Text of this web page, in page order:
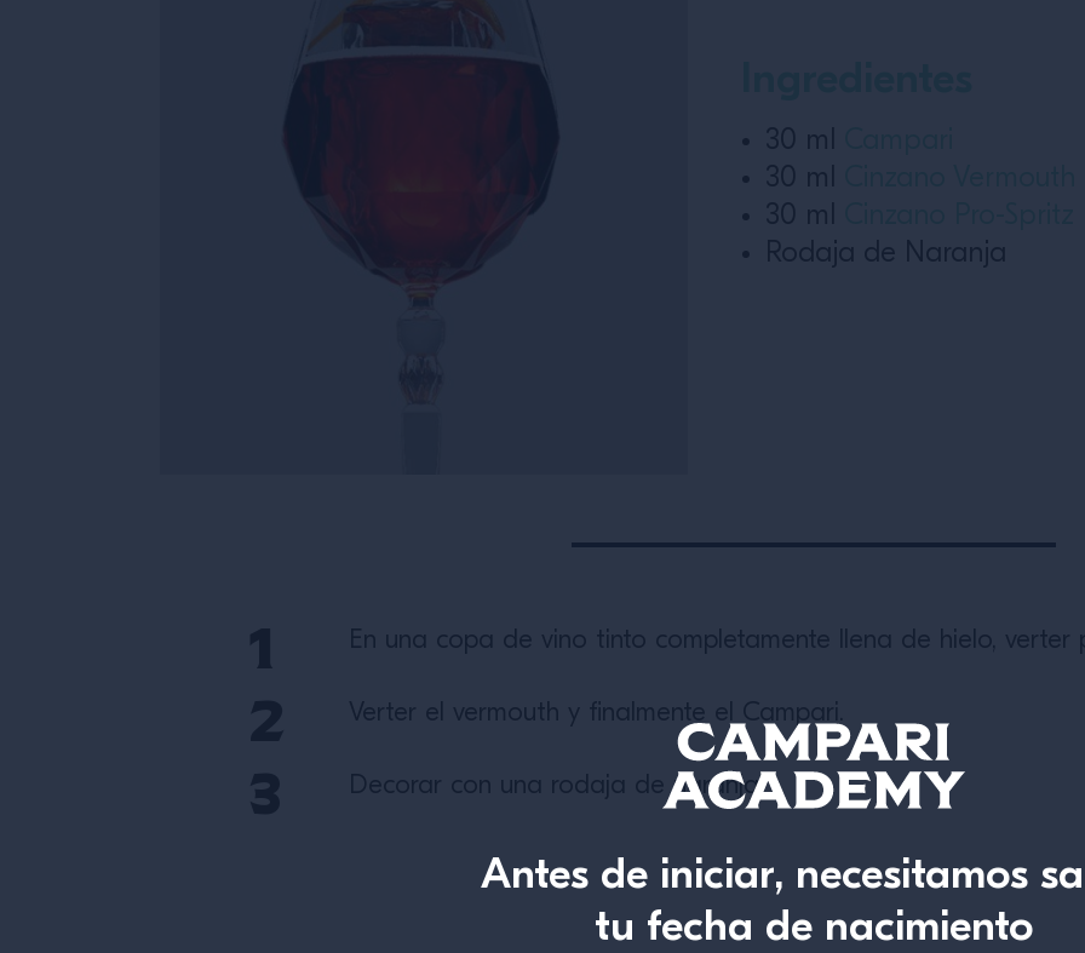
Antes de iniciar, necesitamos
tu fecha de nacimiento
30 ml
30 ml
30 ml
Rodaja de Naranja
En una copa de vino tinto completamente llena de hielo, verter
Verter el vermouth y finalmente el Campari.
Decorar con una rodaja de naranja.